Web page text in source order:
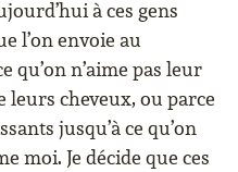
à ces gens
l’on envoie au
qu’on n’aime pas leur
leurs cheveux, ou parce
jusqu’à ce qu’on
moi. Je décide que ces